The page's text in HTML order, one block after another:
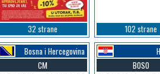
32 strane
102 strane
Bosna i Hercegovina
CM
BOSO